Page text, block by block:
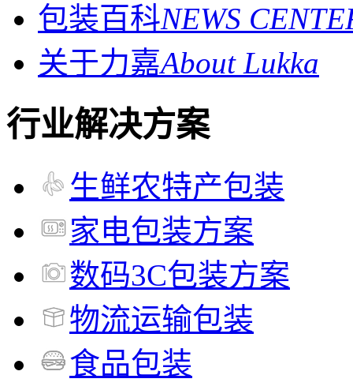
包装百科NEWS
关于力嘉About Lukka
行业解决方案
生鲜农特产包装
家电包装方案
数码3C包装方案
物流运输包装
食品包装